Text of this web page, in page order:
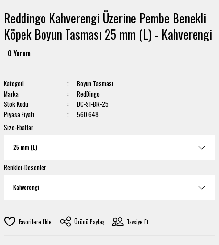
Reddingo Kahverengi Üzerine Pembe Benekli
Köpek Boyun Tasması 25 mm (L) - Kahverengi
0 Yorum
Kategori
Boyun Tasması
Marka
RedDingo
Stok Kodu
DC-S1-BR-25
Piyasa Fiyatı
560.648
Size-Ebatlar
Renkler-Desenler
Ürünü Paylaş Tavsiye Et